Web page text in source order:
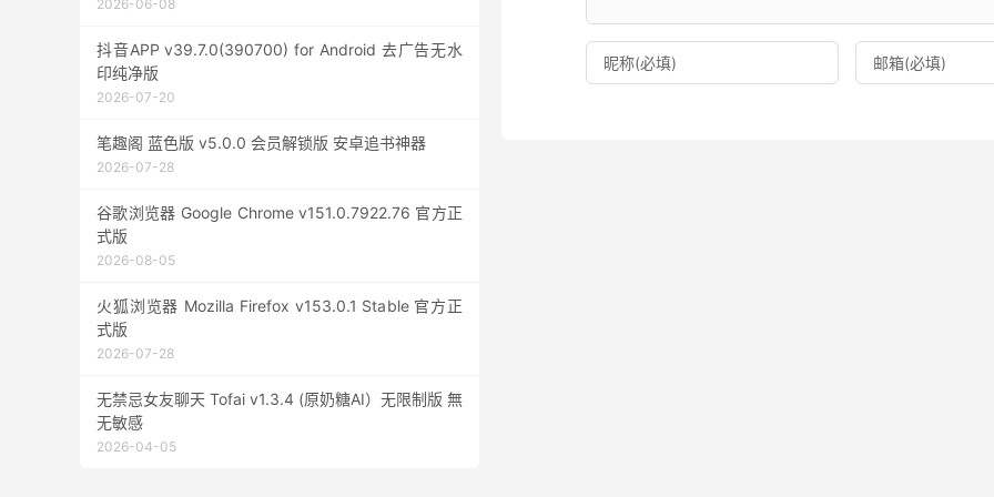
2026-06-08
抖音APP v39.7.0(390700) for Android 去广告无水
印纯净版
2026-07-20
笔趣阁 蓝色版 v5.0.0 会员解锁版 安卓追书神器
2026-07-28
谷歌浏览器 Google Chrome v151.0.7922.76 官方正
式版
2026-08-05
火狐浏览器 Mozilla Firefox v153.0.1 Stable 官方正
式版
2026-07-28
无禁忌女友聊天 Tofai v1.3.4 (原奶糖AI）无限制版 無
无敏感
2026-04-05